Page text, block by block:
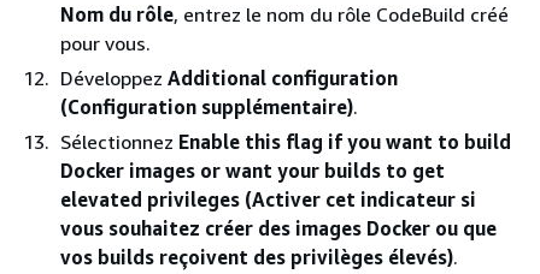
Nom du rôle, entrez le nom du rôle CodeBuild créé
pour vous.
Développez Additional configuration
(Configuration supplémentaire).
Sélectionnez Enable this flag if you want to build
Docker images or want your builds to get
elevated privileges (Activer cet indicateur si
vous souhaitez créer des images Docker ou que
vos builds reçoivent des privilèges élevés).